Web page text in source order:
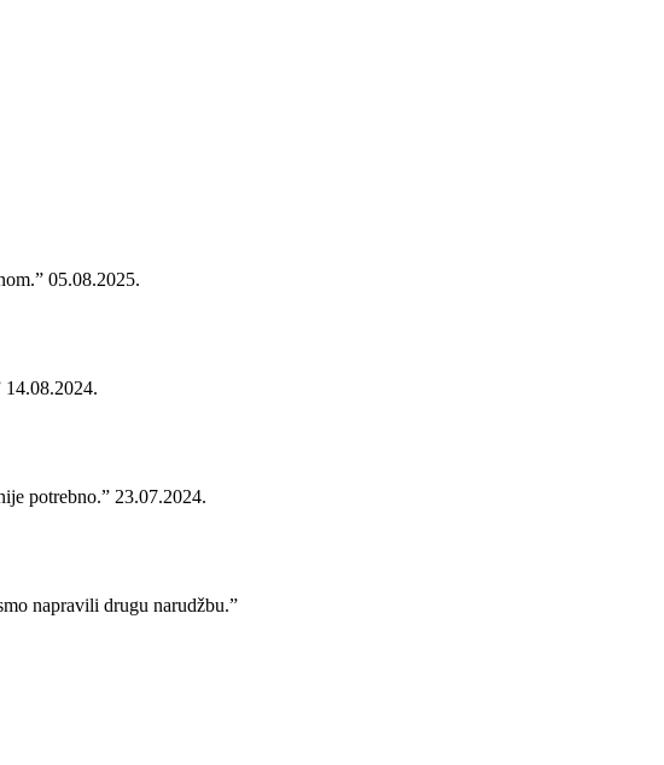
05.08.2025.
potrebno.” 23.07.2024.
napravili drugu narudžbu.”